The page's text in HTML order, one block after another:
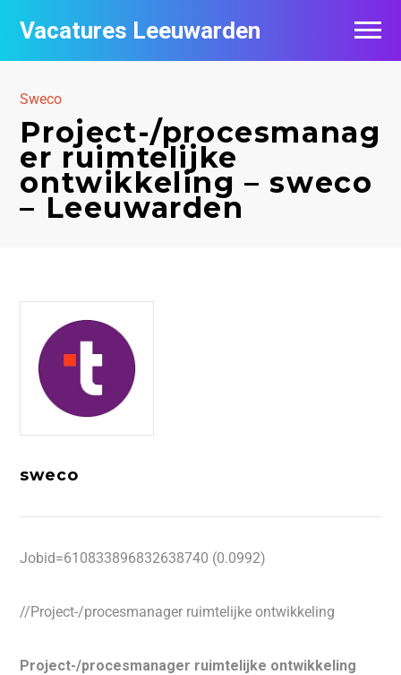
Vacatures Leeuwarden
Sweco
Project-/procesmanag
er ruimtelijke
ontwikkeling – sweco
– Leeuwarden
sweco
Jobid=610833896832638740 (0.0992)
//Project-/procesmanager ruimtelijke ontwikkeling
Project-/procesmanager ruimtelijke ontwikkeling
Vacatures per bedrijf
Nieuwsbrief feed